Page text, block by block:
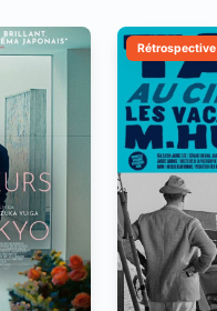
Rétrospective